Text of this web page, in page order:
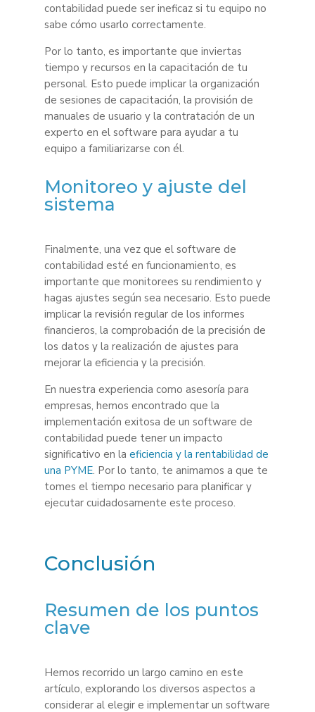
contabilidad puede ser ineficaz si tu equipo no
sabe cómo usarlo correctamente.
Por lo tanto, es importante que inviertas
tiempo y recursos en la capacitación de tu
personal. Esto puede implicar la organización
de sesiones de capacitación, la provisión de
manuales de usuario y la contratación de un
experto en el software para ayudar a tu
equipo a familiarizarse con él.
Monitoreo y ajuste del
sistema
Finalmente, una vez que el software de
contabilidad esté en funcionamiento, es
importante que monitorees su rendimiento y
hagas ajustes según sea necesario. Esto puede
implicar la revisión regular de los informes
financieros, la comprobación de la precisión de
los datos y la realización de ajustes para
mejorar la eficiencia y la precisión.
En nuestra experiencia como asesoría para
empresas, hemos encontrado que la
implementación exitosa de un software de
contabilidad puede tener un impacto
significativo en la eficiencia y la rentabilidad de
una PYME. Por lo tanto, te animamos a que te
tomes el tiempo necesario para planificar y
ejecutar cuidadosamente este proceso.
Conclusión
Resumen de los puntos
clave
Hemos recorrido un largo camino en este
artículo, explorando los diversos aspectos a
considerar al elegir e implementar un software